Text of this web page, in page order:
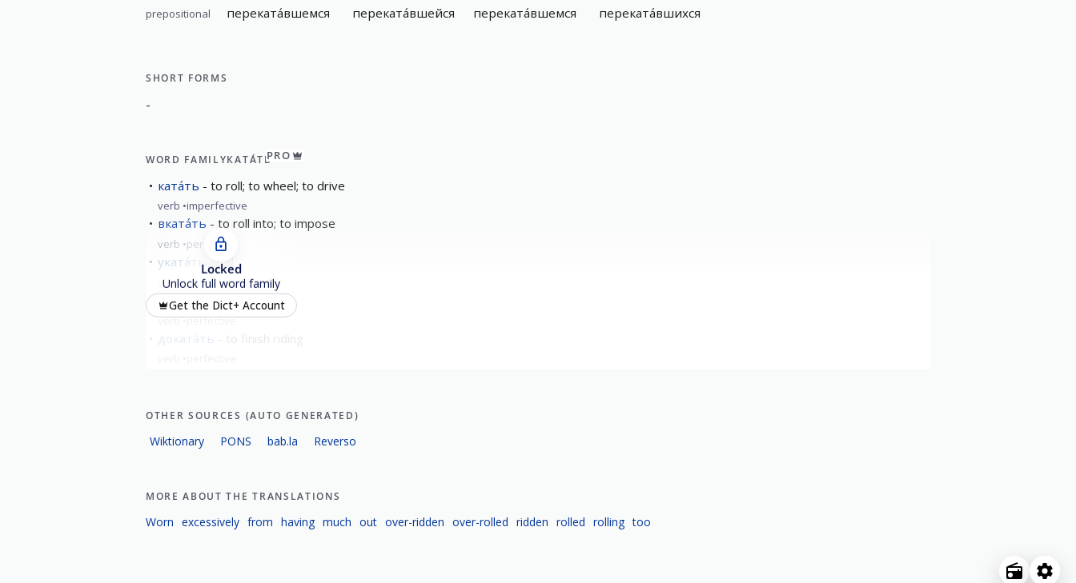
prepositional переката́вшемся переката́вшейся переката́вшемся переката́вшихся
SHORT FORMS
-
WORD FAMILYКАТА́ТЬPRO
ката́ть to roll; to wheel; to drive
verb imperfective
вката́ть to roll into; to impose
verb perfective
уката́ть roll
verb perfective
вы́катать mangle
verb perfective
доката́ть
Locked
Unlock full word family
Get the Dict+ Account
OTHER SOURCES (AUTO GENERATED)
Wiktionary PONS bab.la Reverso
MORE ABOUT THE TRANSLATIONS
Worn excessively from having much out over-ridden over-rolled ridden rolled rolling too